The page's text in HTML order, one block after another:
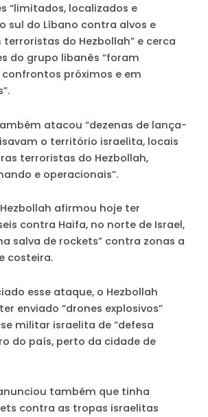
“limitados, localizados e
sul do Líbano contra alvos e
do Hezbollah” e cerca
do grupo libanês “foram
próximos e em
atacou “dezenas de lança-
o território israelita, locais
terroristas do Hezbollah,
e operacionais”.
afirmou hoje ter
contra Haifa, no norte de Israel,
salva de rockets” contra zonas a
costeira.
esse ataque, o Hezbollah
enviado “drones explosivos”
militar israelita de “defesa
do país, perto da cidade de
também que tinha
contra as tropas israelitas